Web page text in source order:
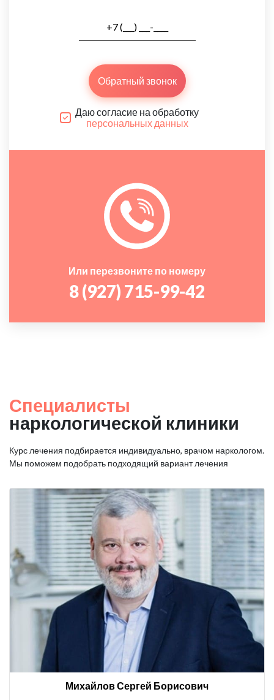
Обратный звонок
Даю согласие на обработку
персональных данных
Или перезвоните по номеру
8 (927) 715-99-42
Специалисты
наркологической клиники
Курс лечения подбирается индивидуально, врачом наркологом.
Мы поможем подобрать подходящий вариант лечения
Михайлов Сергей Борисович